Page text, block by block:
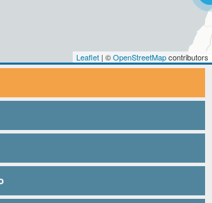
Leaflet | ©OpenStreetMapcontributors